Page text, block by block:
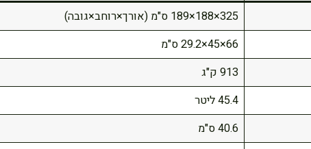
325×188×189 ס"מ (אורך×רוחב×גובה)
66×45×29.2 ס"מ
913 ק"ג
45.4 ליטר
40.6 ס"מ